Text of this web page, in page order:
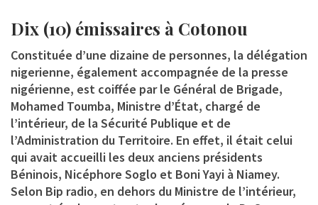
Dix (10) émissaires à Cotonou
Constituée d’une dizaine de personnes, la délégation
nigerienne, également accompagnée de la presse
nigérienne, est coiffée par le Général de Brigade,
Mohamed Toumba, Ministre d’État, chargé de
l’intérieur, de la Sécurité Publique et de
l’Administration du Territoire. En effet, il était celui
qui avait accueilli les deux anciens présidents
Béninois, Nicéphore Soglo et Boni Yayi à Niamey.
Selon Bip radio, en dehors du Ministre de l’intérieur,